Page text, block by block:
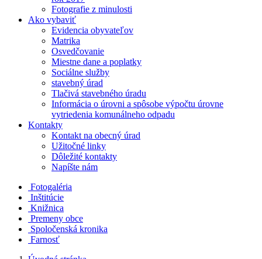
Fotografie z minulosti
Ako vybaviť
Evidencia obyvateľov
Matrika
Osvedčovanie
Miestne dane a poplatky
Sociálne služby
stavebný úrad
Tlačivá stavebného úradu
Informácia o úrovni a spôsobe výpočtu úrovne
vytriedenia komunálneho odpadu
Kontakty
Kontakt na obecný úrad
Užitočné linky
Dôležité kontakty
Napíšte nám
Fotogaléria
Inštitúcie
Knižnica
Premeny obce
Spoločenská kronika
Farnosť